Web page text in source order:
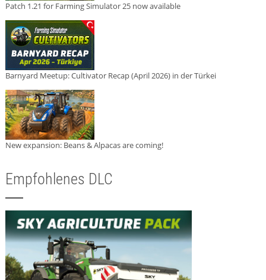
Patch 1.21 for Farming Simulator 25 now available
Barnyard Meetup: Cultivator Recap (April 2026) in der Türkei
New expansion: Beans & Alpacas are coming!
Empfohlenes DLC